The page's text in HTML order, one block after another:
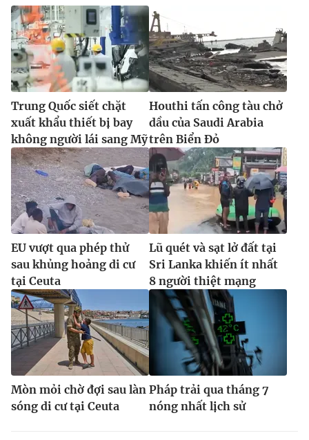
Trung Quốc siết chặt
xuất khẩu thiết bị bay
không người lái sang Mỹ
Houthi tấn công tàu chở
dầu của Saudi Arabia
trên Biển Đỏ
EU vượt qua phép thử
sau khủng hoảng di cư
tại Ceuta
Lũ quét và sạt lở đất tại
Sri Lanka khiến ít nhất
8 người thiệt mạng
Mòn mỏi chờ đợi sau làn
sóng di cư tại Ceuta
Pháp trải qua tháng 7
nóng nhất lịch sử